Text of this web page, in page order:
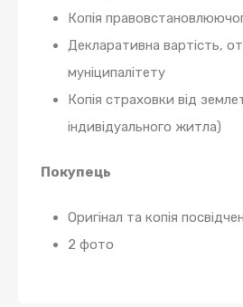
Копія
Декларативна вартість,
муніципалітету
Копія страховки від
індивідуального житла)
Покупець
Оригінал та копія
2 фото